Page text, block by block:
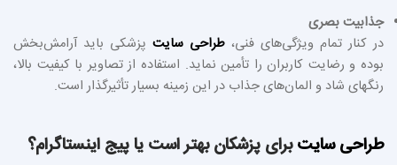
جذابیت بصری
در کنار تمام ویژگی‌های فنی، طراحی سایت پزشکی باید آرامش‌بخش
بوده و رضایت کاربران را تأمین نماید. استفاده از تصاویر با کیفیت بالا،
رنگهای شاد و المان‌های جذاب در این زمینه بسیار تأثیرگذار است.
طراحی سایتبرای پزشکان بهتر است یا پیج اینستاگرام؟